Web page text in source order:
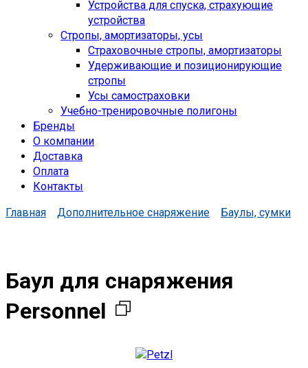
Устройства для спуска, cтрахующие
устройства
Стропы, амортизаторы, усы
Страховочные стропы, амортизаторы
Удерживающие и позиционирующие
стропы
Усы самостраховки
Учебно-тренировочные полигоны
Бренды
О компании
Доставка
Оплата
Контакты
Главная
Дополнительное снаряжение Баулы, сумки
Баул для снаряжения
Personnel